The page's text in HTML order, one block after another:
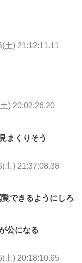
土) 21:12:11.11
) 20:02:26.20
まくりそう
土) 21:37:08.38
できるようにしろ
公になる
土) 20:18:10.65